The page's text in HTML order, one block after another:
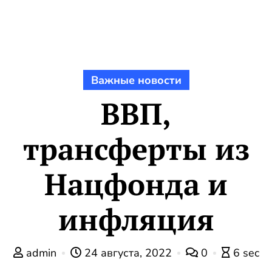
Важные новости
ВВП,
трансферты из
Нацфонда и
инфляция
admin 24 августа, 2022 0
6 sec